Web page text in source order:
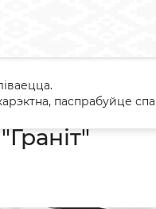
паспрабуйце